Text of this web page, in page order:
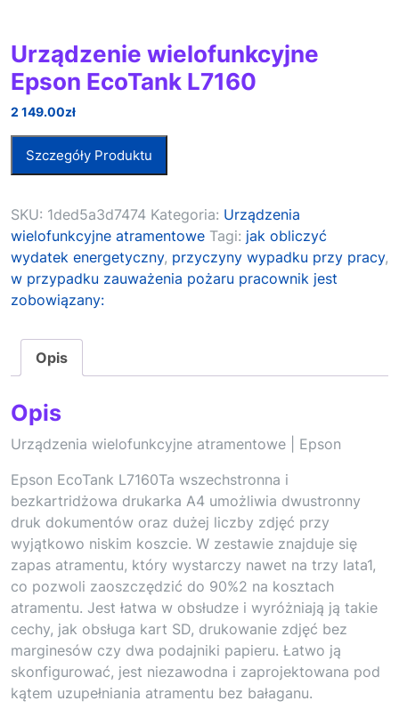
Urządzenie wielofunkcyjne
Epson EcoTank L7160
2 149.00zł
Szczegóły Produktu
SKU: 1ded5a3d7474 Kategoria: Urządzenia
wielofunkcyjne atramentowe Tagi: jak obliczyć
wydatek energetyczny, przyczyny wypadku przy pracy,
w przypadku zauważenia pożaru pracownik jest
zobowiązany:
Opis
Opis
Urządzenia wielofunkcyjne atramentowe | Epson
Epson EcoTank L7160Ta wszechstronna i
bezkartridżowa drukarka A4 umożliwia dwustronny
druk dokumentów oraz dużej liczby zdjęć przy
wyjątkowo niskim koszcie. W zestawie znajduje się
zapas atramentu, który wystarczy nawet na trzy lata1,
co pozwoli zaoszczędzić do 90%2 na kosztach
atramentu. Jest łatwa w obsłudze i wyróżniają ją takie
cechy, jak obsługa kart SD, drukowanie zdjęć bez
marginesów czy dwa podajniki papieru. Łatwo ją
skonfigurować, jest niezawodna i zaprojektowana pod
kątem uzupełniania atramentu bez bałaganu.